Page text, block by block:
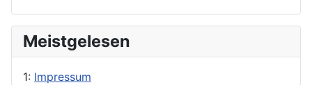
Meistgelesen
1: Impressum